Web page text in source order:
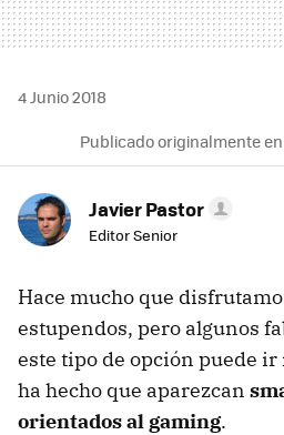
4 Junio 2018
Publicado originalmente
Javier Pastor
Editor Senior
Hace mucho que
estupendos, pero algunos
este tipo de opción puede ir
ha hecho que aparezcan
orientados al gaming.